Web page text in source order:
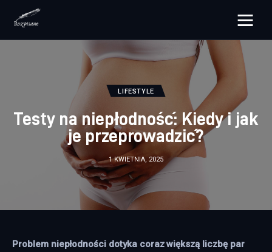
rozpisane.pl
Lifestyle
Uroda
Dom i ogród
LIFESTYLE
Testy na niepłodność: Kiedy i jak
je przeprowadzić?
1 KWIETNIA, 2025
Problem niepłodności dotyka coraz większą liczbę par